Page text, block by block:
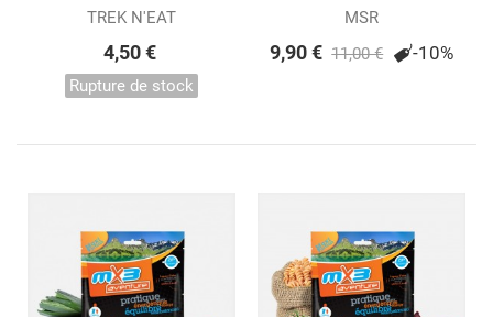
DE RIZ A LA...
TREK N'EAT
4,50 €
Rupture de stock
Spoon
MSR
9,90 € 11,00 € -10%